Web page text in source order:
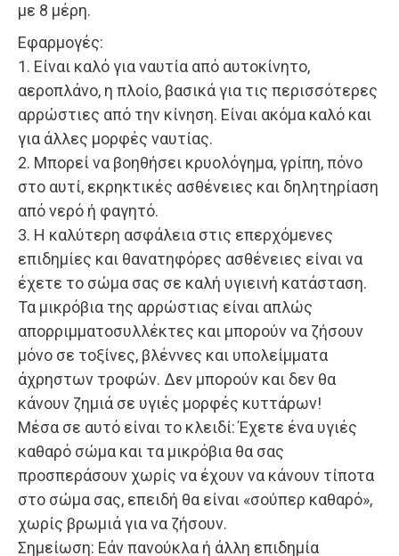
με 8 μέρη.
Εφαρμογές:
1. Είναι καλό για ναυτία από αυτοκίνητο,
αεροπλάνο, η πλοίο, βασικά για τις περισσότερες
αρρώστιες από την κίνηση. Είναι ακόμα καλό και
για άλλες μορφές ναυτίας.
2. Μπορεί να βοηθήσει κρυολόγημα, γρίπη, πόνο
στο αυτί, εκρηκτικές ασθένειες και δηλητηρίαση
από νερό ή φαγητό.
3. Η καλύτερη ασφάλεια στις επερχόμενες
επιδημίες και θανατηφόρες ασθένειες είναι να
έχετε το σώμα σας σε καλή υγιεινή κατάσταση.
Τα μικρόβια της αρρώστιας είναι απλώς
απορριμματοσυλλέκτες και μπορούν να ζήσουν
μόνο σε τοξίνες, βλέννες και υπολείμματα
άχρηστων τροφών. Δεν μπορούν και δεν θα
κάνουν ζημιά σε υγιές μορφές κυττάρων!
Μέσα σε αυτό είναι το κλειδί: Έχετε ένα υγιές
καθαρό σώμα και τα μικρόβια θα σας
προσπεράσουν χωρίς να έχουν να κάνουν τίποτα
στο σώμα σας, επειδή θα είναι «σούπερ καθαρό»,
χωρίς βρωμιά για να ζήσουν.
Σημείωση: Εάν πανούκλα ή άλλη επιδημία